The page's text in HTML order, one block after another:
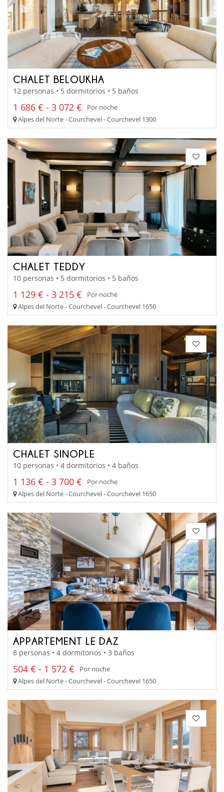
CHALET BELOUKHA
12 personas • 5 dormitorios • 5 baños
1 686 € - 3 072 €
Por noche
Alpes del Norte - Courchevel - Courchevel 1300
CHALET TEDDY
10 personas • 5 dormitorios • 5 baños
1 129 € - 3 215 €
Por noche
Alpes del Norte - Courchevel - Courchevel 1650
CHALET SINOPLE
10 personas • 4 dormitorios • 4 baños
1 136 € - 3 700 €
Por noche
Alpes del Norte - Courchevel - Courchevel 1650
APPARTEMENT LE DAZ
8 personas • 4 dormitorios • 3 baños
504 € - 1 572 €
Por noche
Alpes del Norte - Courchevel - Courchevel 1650